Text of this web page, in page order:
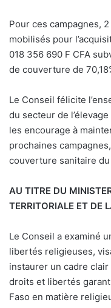
Pour ces campagnes,
mobilisés pour
018 356 690 F CFA
de couverture de
Le Conseil félicite
du secteur de
les encourage à
prochaines
couverture sanitaire
AU TITRE DU
TERRITORIALE ET DE
Le Conseil a examiné
libertés religieuses,
instaurer un cadre
droits et libertés
Faso en matière